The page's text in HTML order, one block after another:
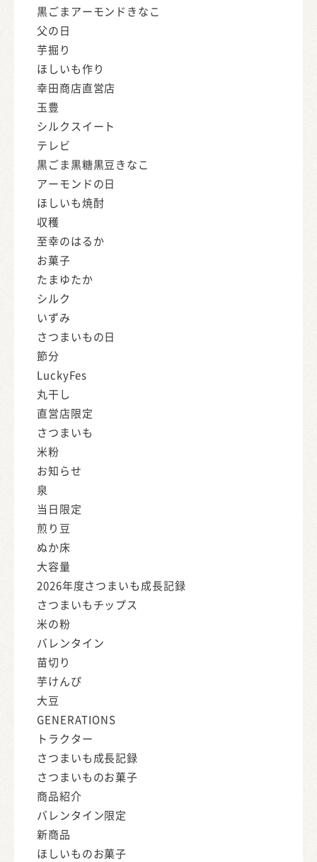
黒ごまアーモンドきなこ
父の日
芋掘り
ほしいも作り
幸田商店直営店
玉豊
シルクスイート
テレビ
黒ごま黒糖黒豆きなこ
アーモンドの日
ほしいも焼酎
収穫
至幸のはるか
お菓子
たまゆたか
シルク
いずみ
さつまいもの日
節分
LuckyFes
丸干し
直営店限定
さつまいも
米粉
お知らせ
泉
当日限定
煎り豆
ぬか床
大容量
2026年度さつまいも成長記録
さつまいもチップス
米の粉
バレンタイン
苗切り
芋けんぴ
大豆
GENERATIONS
トラクター
さつまいも成長記録
さつまいものお菓子
商品紹介
バレンタイン限定
新商品
ほしいものお菓子